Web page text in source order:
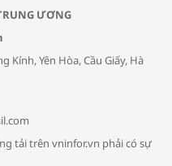
cách phòng tránh bệnh
trong thời tiết giao mùa
ƯƠNG
Kính, Yên Hòa, Cầu Giấy, Hà
tải trên vninfor.vn phải có sự